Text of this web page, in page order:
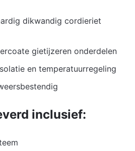
dikwandig cordieriet
gietijzeren onderdelen
en temperatuurregeling
inclusief: